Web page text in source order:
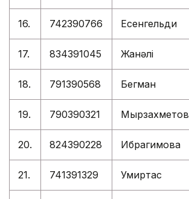
16. 742390766 Есенгельди
17. 834391045 Жанәлі
18. 791390568 Бегман
19. 790390321 Мырзахметов
20. 824390228 Ибрагимова
21. 741391329 Умиртас